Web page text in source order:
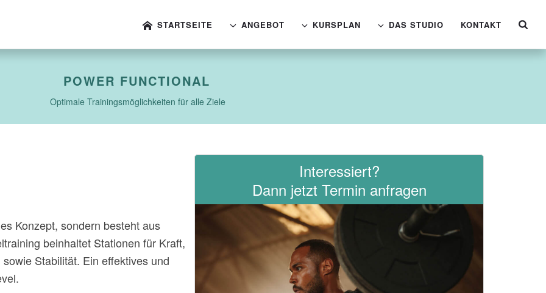
STARTSEITE ANGEBOT KURSPLAN DAS STUDIO KONTAKT
POWER FUNCTIONAL
Optimale Trainingsmöglichkeiten für alle Ziele
Konzept, sondern besteht aus
beinhaltet Stationen für Kraft,
Stabilität. Ein effektives und
Interessiert?
Dann jetzt Termin anfragen